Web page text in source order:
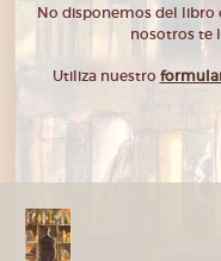
No disponemos del libro
nosotros te
Utiliza nuestro